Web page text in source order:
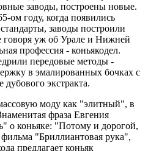
заводы, построены новые.
ом году, когда появились
заводы построили
говоря уж об Урале и Нижней
профессия - коньякодел.
передовые методы -
в эмалированных бочках с
экстракта.
моду как "элитный", в
фраза Евгения
о коньяке: "Потому и дорогой,
"Бриллиантовая рука",
предлагает коньяк